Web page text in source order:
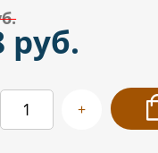
руб.
+